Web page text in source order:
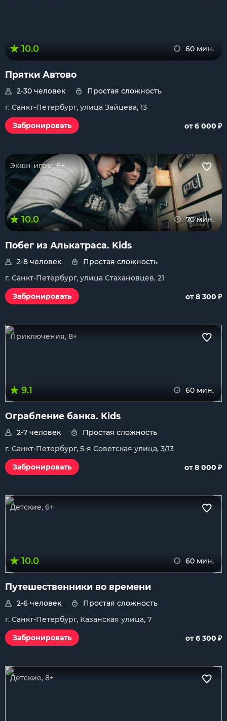
10.0 60 мин.
Прятки Автово
2-30 человек
Простая сложность
г. Санкт-Петербург, улица Зайцева, 13
Забронировать
от 6 000 ₽
Экшн-игры, 8+
10.0 70 мин.
Побег из Алькатраса. Kids
2-8 человек
Простая сложность
г. Санкт-Петербург, улица Стахановцев, 21
Забронировать
от 8 300 ₽
Приключения, 8+
9.1 60 мин.
Ограбление банка. Kids
2-7 человек
Простая сложность
г. Санкт-Петербург, 5-я Советская улица, 3/13
Забронировать
от 8 000 ₽
Детские, 6+
10.0 60 мин.
Путешественники во времени
2-6 человек
Простая сложность
г. Санкт-Петербург, Казанская улица, 7
Забронировать
от 6 300 ₽
Детские, 8+